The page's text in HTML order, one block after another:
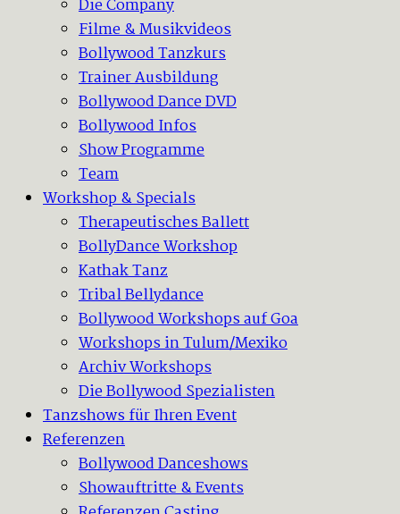
Die Company
Filme & Musikvideos
Bollywood Tanzkurs
Trainer Ausbildung
Bollywood Dance DVD
Bollywood Infos
Show Programme
Team
Workshop & Specials
Therapeutisches Ballett
BollyDance Workshop
Kathak Tanz
Tribal Bellydance
Bollywood Workshops auf Goa
Workshops in Tulum/Mexiko
Archiv Workshops
Die Bollywood Spezialisten
Tanzshows für Ihren Event
Referenzen
Bollywood Danceshows
Showauftritte & Events